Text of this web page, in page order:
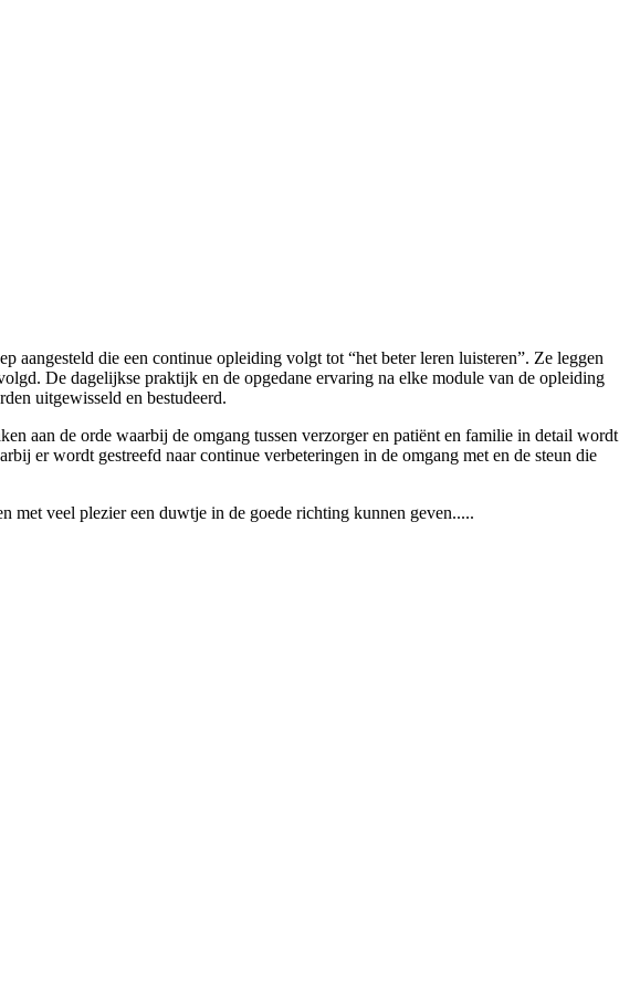
die een continue opleiding volgt tot “het beter leren luisteren”. Ze leggen
De dagelijkse praktijk en de opgedane ervaring na elke module van de opleiding
uitgewisseld en bestudeerd.
aan de orde waarbij de omgang tussen verzorger en patiënt en familie in detail wordt
er wordt gestreefd naar continue verbeteringen in de omgang met en de steun die
met veel plezier een duwtje in de goede richting kunnen geven.....